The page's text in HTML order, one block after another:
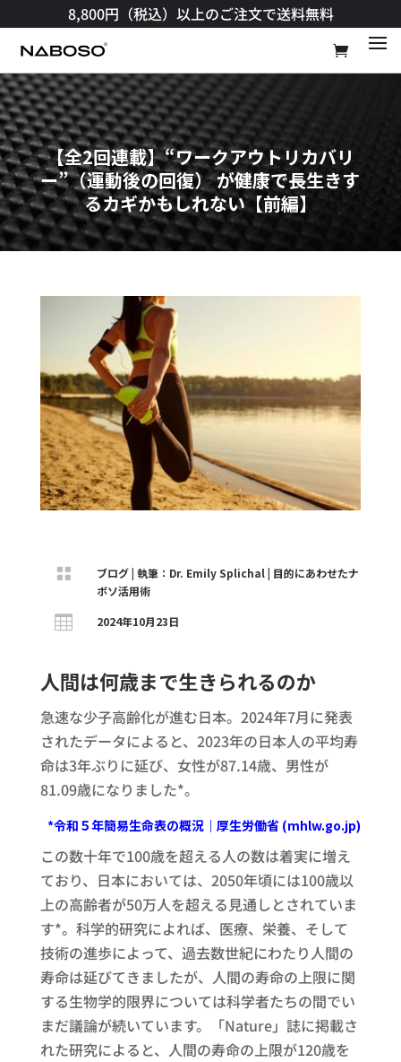
8,800円（税込）以上のご注文で送料無料​
【全2回連載】“ワークアウトリカバリ
ー”（運動後の回復） が健康で長生きす
るカギかもしれない【前編】
 ブログ| 執筆：Dr. Emily Splichal| 目的にあわせたナ
ボソ活用術
 2024年10月23日
人間は何歳まで生きられるのか
急速な少子高齢化が進む日本。2024年7月に発表
されたデータによると、2023年の日本人の平均寿
命は3年ぶりに延び、女性が87.14歳、男性が
81.09歳になりました*。
*令和５年簡易生命表の概況｜厚生労働省 (mhlw.go.jp)
この数十年で100歳を超える人の数は着実に増え
ており、日本においては、2050年頃には100歳以
上の高齢者が50万人を超える見通しとされていま
す*。科学的研究によれば、医療、栄養、そして
技術の進歩によって、過去数世紀にわたり人間の
寿命は延びてきましたが、人間の寿命の上限に関
する生物学的限界については科学者たちの間でい
まだ議論が続いています。「Nature」誌に掲載さ
れた研究によると、人間の寿命の上限が120歳を